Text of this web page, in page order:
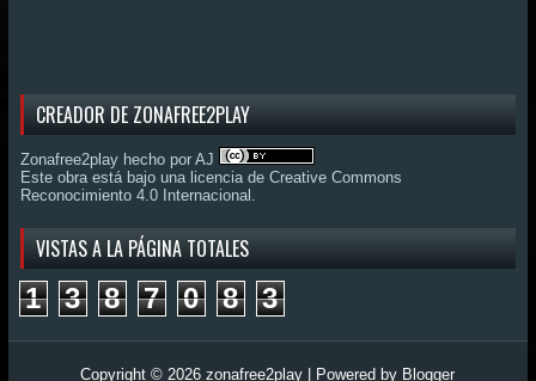
CREADOR DE ZONAFREE2PLAY
Zonafree2play hecho por AJ
Este obra está bajo una licencia de Creative Commons
Reconocimiento 4.0 Internacional
VISTAS A LA PÁGINA TOTALES
1 3 8 7 0 8 3
Copyright © 2026zonafree2play | Powered by Blogger